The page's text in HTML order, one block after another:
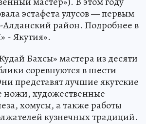
эстафета улусов — первым
Алданский район. Подробнее в
- Якутия».
Бахсы» мастера из десяти
соревнуются в шести
представят лучшие якутские
художественные
хомусы, а также работы
кузнечных традиций.